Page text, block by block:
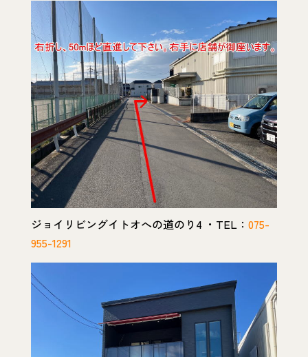
ジョイリビングイトオへの道のり4 ・TEL： 075-
955-1291